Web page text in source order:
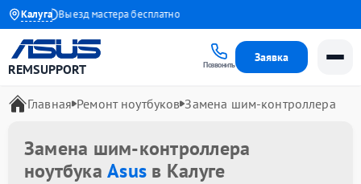
Калуга
года Выезд мастера бесплатно
REMSUPPORT Позвонить
Заявка
Главная Ремонт ноутбуков Замена шим-контроллера
Замена шим-контроллера
ноутбукаAsus в Калуге